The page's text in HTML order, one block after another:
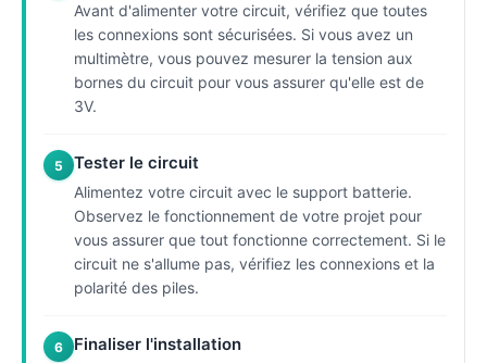
Avant d'alimenter votre circuit, vérifiez que toutes
les connexions sont sécurisées. Si vous avez un
multimètre, vous pouvez mesurer la tension aux
bornes du circuit pour vous assurer qu'elle est de
3V.
5 Tester le circuit
Alimentez votre circuit avec le support batterie.
Observez le fonctionnement de votre projet pour
vous assurer que tout fonctionne correctement. Si le
circuit ne s'allume pas, vérifiez les connexions et la
polarité des piles.
6 Finaliser l'installation